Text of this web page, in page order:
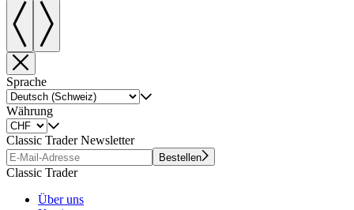
Sprache
Währung
Classic Trader Newsletter
Bestellen
Classic Trader
Über uns